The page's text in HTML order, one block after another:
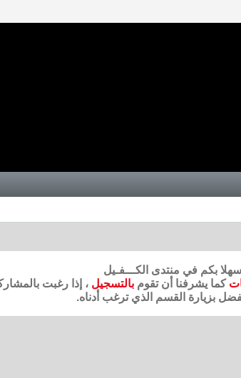
بكم في منتدى الكـــفـيل
كما يشرفنا أن تقوم بالتسجيل ، إذا رغبت
بزيارة القسم الذي ترغب أدناه.